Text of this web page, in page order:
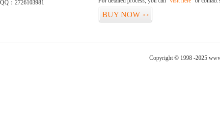
QQ：2726103981
BUY NOW >>
Copyright © 1998 -2025